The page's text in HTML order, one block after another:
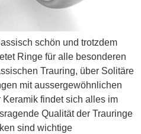
schön und trotzdem
Ringe für alle besonderen
Trauring, über Solitäre
mit aussergewöhnlichen
findet sich alles im
Qualität der Trauringe
sind wichtige